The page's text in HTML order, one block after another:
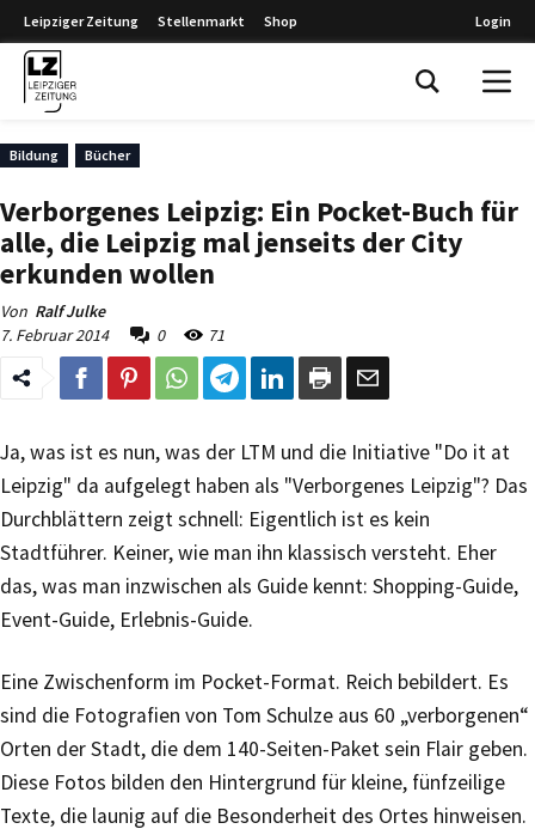
Leipziger Zeitung Stellenmarkt Shop Login
Bildung Bücher
Verborgenes Leipzig: Ein Pocket-Buch für
alle, die Leipzig mal jenseits der City
erkunden wollen
Von Ralf Julke
7. Februar 2014
0 71
Ja, was ist es nun, was der LTM und die Initiative "Do it at
Leipzig" da aufgelegt haben als "Verborgenes Leipzig"? Das
Durchblättern zeigt schnell: Eigentlich ist es kein
Stadtführer. Keiner, wie man ihn klassisch versteht. Eher
das, was man inzwischen als Guide kennt: Shopping-Guide,
Event-Guide, Erlebnis-Guide.
Eine Zwischenform im Pocket-Format. Reich bebildert. Es
sind die Fotografien von Tom Schulze aus 60 „verborgenen“
Orten der Stadt, die dem 140-Seiten-Paket sein Flair geben.
Diese Fotos bilden den Hintergrund für kleine, fünfzeilige
Texte, die launig auf die Besonderheit des Ortes hinweisen.